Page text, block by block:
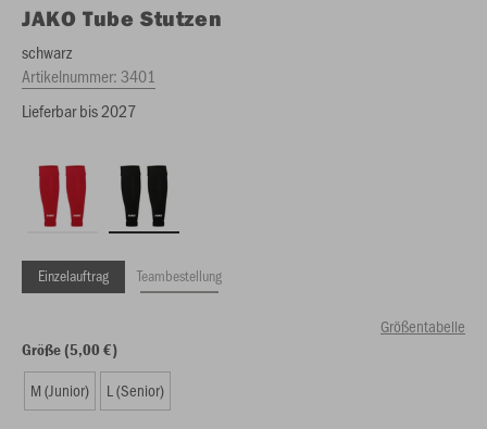
JAKO Tube Stutzen
schwarz
Artikelnummer:3401
Lieferbar bis 2027
Einzelauftrag Teambestellung
Größentabelle
Größe (5,00 €)
M (Junior) L (Senior)